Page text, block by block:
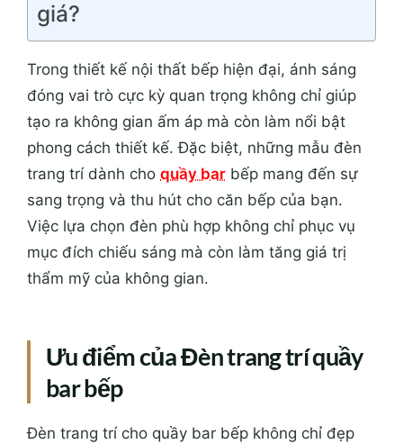
giá?
Trong thiết kế nội thất bếp hiện đại, ánh sáng
đóng vai trò cực kỳ quan trọng không chỉ giúp
tạo ra không gian ấm áp mà còn làm nổi bật
phong cách thiết kế. Đặc biệt, những mẫu đèn
trang trí dành cho quầy bar bếp mang đến sự
sang trọng và thu hút cho căn bếp của bạn.
Việc lựa chọn đèn phù hợp không chỉ phục vụ
mục đích chiếu sáng mà còn làm tăng giá trị
thẩm mỹ của không gian.
Ưu điểm của Đèn trang trí quầy
bar bếp
Đèn trang trí cho quầy bar bếp không chỉ đẹp